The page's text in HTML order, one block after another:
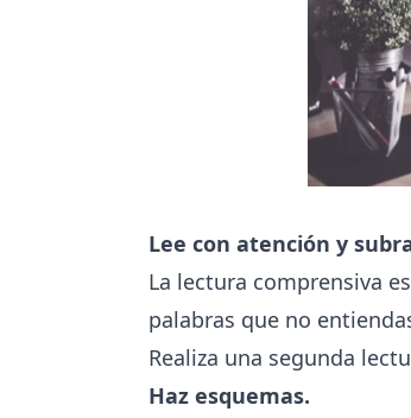
Lee con atención y
La lectura comprensiva
palabras que no
Realiza una segunda
Haz esquemas.